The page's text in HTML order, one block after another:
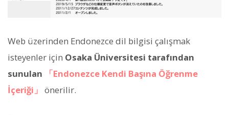
Web üzerinden Endonezce dil bilgisi çalışmak
isteyenler için Osaka Üniversitesi tarafından
sunulan
「Endonezce Kendi Başına Öğrenme
İçeriği」 önerilir.